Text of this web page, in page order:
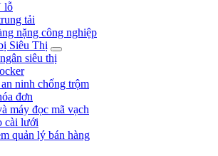
lỗ
tải
nặng công nghiệp
Siêu Thị
siêu thị
ninh chống trộm
đơn
máy đọc mã vạch
cài lưới
quản lý bán hàng